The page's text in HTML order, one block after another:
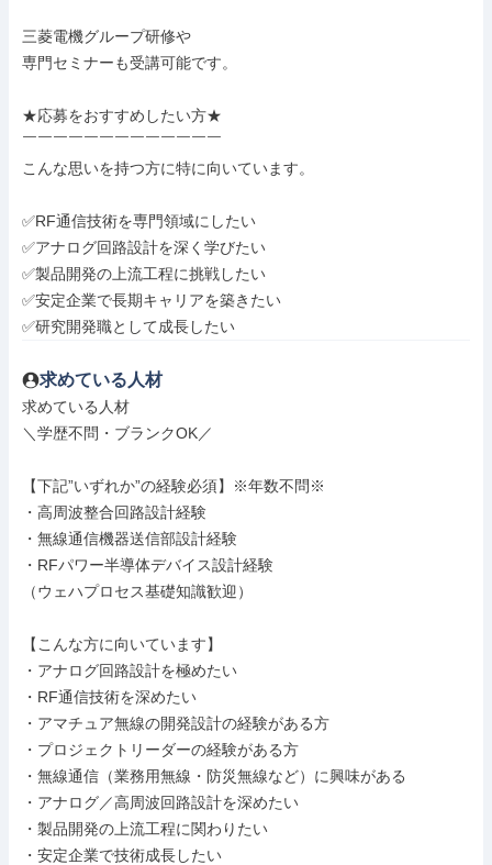
三菱電機グループ研修や
専門セミナーも受講可能です。
★応募をおすすめしたい方★
￣￣￣￣￣￣￣￣￣￣￣￣￣
こんな思いを持つ方に特に向いています。
✅RF通信技術を専門領域にしたい
✅アナログ回路設計を深く学びたい
✅製品開発の上流工程に挑戦したい
✅安定企業で長期キャリアを築きたい
✅研究開発職として成長したい
求めている人材
求めている人材
＼学歴不問・ブランクOK／
【下記”いずれか”の経験必須】※年数不問※
・高周波整合回路設計経験
・無線通信機器送信部設計経験
・RFパワー半導体デバイス設計経験
（ウェハプロセス基礎知識歓迎）
【こんな方に向いています】
・アナログ回路設計を極めたい
・RF通信技術を深めたい
・アマチュア無線の開発設計の経験がある方
・プロジェクトリーダーの経験がある方
・無線通信（業務用無線・防災無線など）に興味がある
・アナログ／高周波回路設計を深めたい
・製品開発の上流工程に関わりたい
・安定企業で技術成長したい